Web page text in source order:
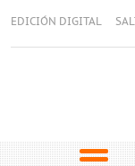
EDICIÓN DIGITAL